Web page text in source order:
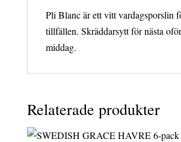
Pli Blanc är ett vitt vardagsporslin
tillfällen. Skräddarsytt för nästa
middag.
Relaterade produkter